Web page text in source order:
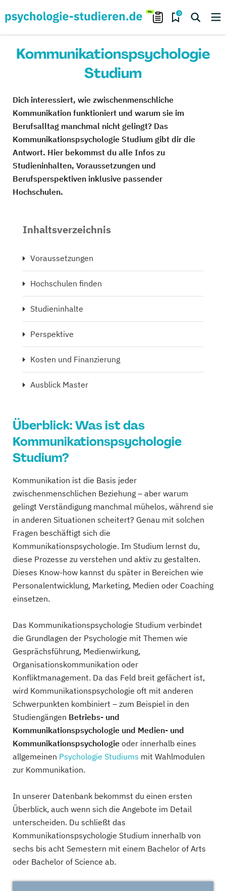
0
Kommunikationspsychologie
Studium
Dich interessiert, wie zwischenmenschliche
Kommunikation funktioniert und warum sie im
Berufsalltag manchmal nicht gelingt? Das
Kommunikationspsychologie Studium gibt dir die
Antwort. Hier bekommst du alle Infos zu
Studieninhalten, Voraussetzungen und
Berufsperspektiven inklusive passender
Hochschulen.
Inhaltsverzeichnis
Voraussetzungen
Hochschulen finden
Studieninhalte
Perspektive
Kosten und Finanzierung
Ausblick Master
Überblick: Was ist das
Kommunikationspsychologie
Studium?
Kommunikation ist die Basis jeder
zwischenmenschlichen Beziehung – aber warum
gelingt Verständigung manchmal mühelos, während sie
in anderen Situationen scheitert? Genau mit solchen
Fragen beschäftigt sich die
Kommunikationspsychologie. Im Studium lernst du,
diese Prozesse zu verstehen und aktiv zu gestalten.
Dieses Know-how kannst du später in Bereichen wie
Personalentwicklung, Marketing, Medien oder Coaching
einsetzen.
Das Kommunikationspsychologie Studium verbindet
die Grundlagen der Psychologie mit Themen wie
Gesprächsführung, Medienwirkung,
Organisationskommunikation oder
Konfliktmanagement. Da das Feld breit gefächert ist,
wird Kommunikationspsychologie oft mit anderen
Schwerpunkten kombiniert – zum Beispiel in den
Studiengängen Betriebs- und
Kommunikationspsychologie und Medien- und
Kommunikationspsychologie oder innerhalb eines
allgemeinen Psychologie Studiums mit Wahlmodulen
zur Kommunikation.
In unserer Datenbank bekommst du einen ersten
Überblick, auch wenn sich die Angebote im Detail
unterscheiden. Du schließt das
Kommunikationspsychologie Studium innerhalb von
sechs bis acht Semestern mit einem Bachelor of Arts
oder Bachelor of Science ab.